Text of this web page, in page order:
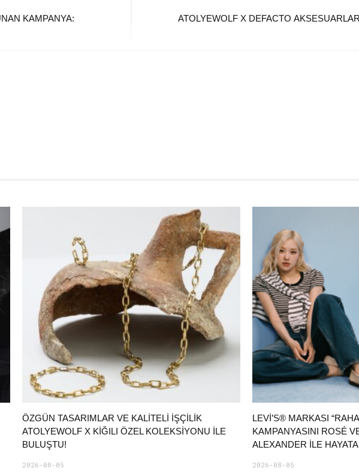
KAMPANYA:
ATOLYEWOLF X DEFACTO
ÖZGÜN TASARIMLAR VE KALITELI İŞÇILIK
ATOLYEWOLF X KIĞILI ÖZEL KOLEKSIYONU ILE
BULUŞTU!
2026-08-05
LEVI’S® MARKASI
KAMPANYASINI ROSÉ
ALEXANDER ILE
2026-08-05